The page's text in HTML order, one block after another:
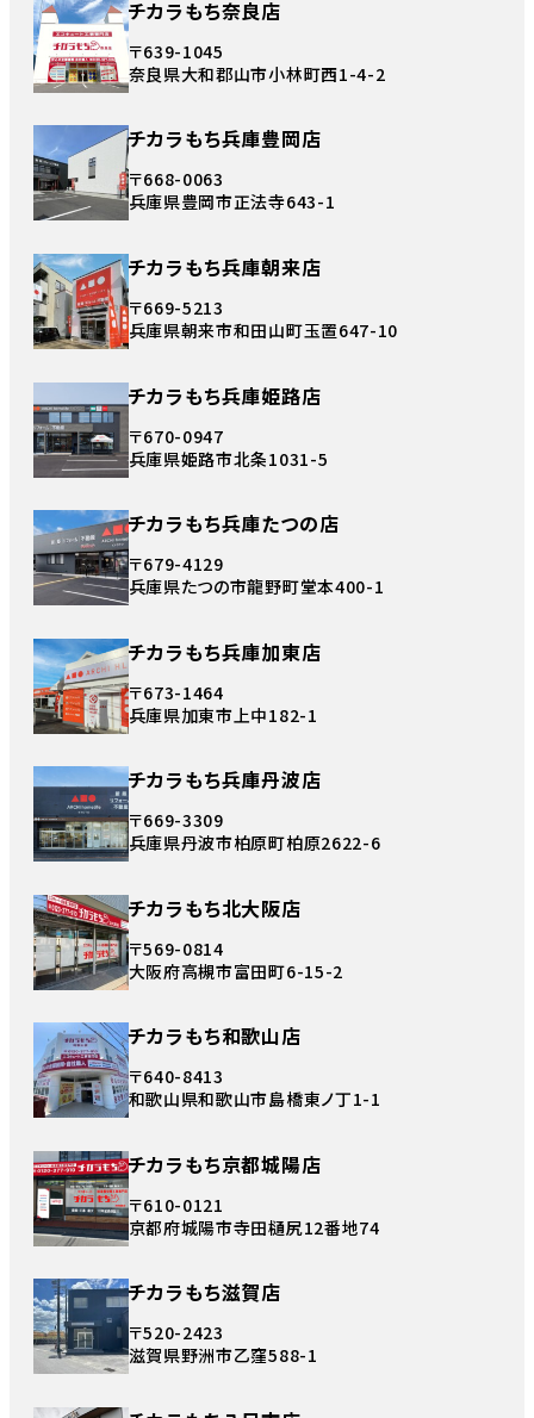
チカラもち奈良店
〒639-1045
奈良県大和郡山市小林町西1-4-2
チカラもち兵庫豊岡店
〒668-0063
兵庫県豊岡市正法寺643-1
チカラもち兵庫朝来店
〒669-5213
兵庫県朝来市和田山町玉置647-10
チカラもち兵庫姫路店
〒670-0947
兵庫県姫路市北条1031-5
チカラもち兵庫たつの店
〒679-4129
兵庫県たつの市龍野町堂本400-1
チカラもち兵庫加東店
〒673-1464
兵庫県加東市上中182-1
チカラもち兵庫丹波店
〒669-3309
兵庫県丹波市柏原町柏原2622-6
チカラもち北大阪店
〒569-0814
大阪府高槻市富田町6-15-2
チカラもち和歌山店
〒640-8413
和歌山県和歌山市島橋東ノ丁1-1
チカラもち京都城陽店
〒610-0121
京都府城陽市寺田樋尻12番地74
チカラもち滋賀店
〒520-2423
滋賀県野洲市乙窪588-1